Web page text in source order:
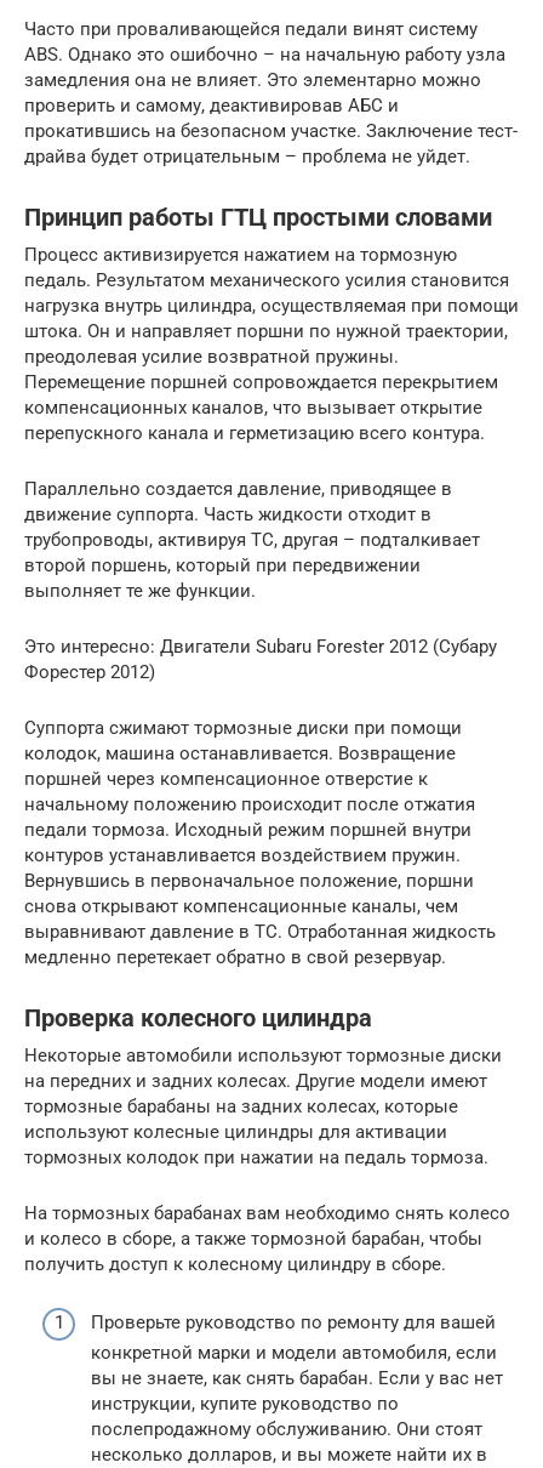
Часто при проваливающейся педали винят систему
ABS. Однако это ошибочно – на начальную работу узла
замедления она не влияет. Это элементарно можно
проверить и самому, деактивировав АБС и
прокатившись на безопасном участке. Заключение тест-
драйва будет отрицательным – проблема не уйдет.
Принцип работы ГТЦ простыми словами
Процесс активизируется нажатием на тормозную
педаль. Результатом механического усилия становится
нагрузка внутрь цилиндра, осуществляемая при помощи
штока. Он и направляет поршни по нужной траектории,
преодолевая усилие возвратной пружины.
Перемещение поршней сопровождается перекрытием
компенсационных каналов, что вызывает открытие
перепускного канала и герметизацию всего контура.
Параллельно создается давление, приводящее в
движение суппорта. Часть жидкости отходит в
трубопроводы, активируя ТС, другая – подталкивает
второй поршень, который при передвижении
выполняет те же функции.
Это интересно: Двигатели Subaru Forester 2012 (Субару
Форестер 2012)
Суппорта сжимают тормозные диски при помощи
колодок, машина останавливается. Возвращение
поршней через компенсационное отверстие к
начальному положению происходит после отжатия
педали тормоза. Исходный режим поршней внутри
контуров устанавливается воздействием пружин.
Вернувшись в первоначальное положение, поршни
снова открывают компенсационные каналы, чем
выравнивают давление в ТС. Отработанная жидкость
медленно перетекает обратно в свой резервуар.
Проверка колесного цилиндра
Некоторые автомобили используют тормозные диски
на передних и задних колесах. Другие модели имеют
тормозные барабаны на задних колесах, которые
используют колесные цилиндры для активации
тормозных колодок при нажатии на педаль тормоза.
На тормозных барабанах вам необходимо снять колесо
и колесо в сборе, а также тормозной барабан, чтобы
получить доступ к колесному цилиндру в сборе.
Проверьте руководство по ремонту для вашей
конкретной марки и модели автомобиля, если
вы не знаете, как снять барабан. Если у вас нет
инструкции, купите руководство по
послепродажному обслуживанию. Они стоят
несколько долларов, и вы можете найти их в